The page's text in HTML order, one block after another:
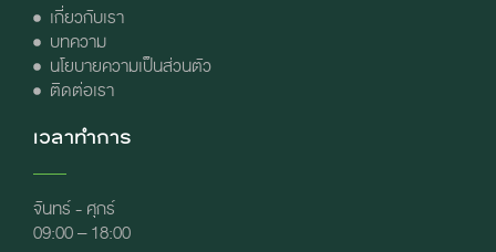
เกี่ยวกับเรา
บทความ
นโยบายความเป็นส่วนตัว
ติดต่อเรา
เวลาทำการ
จันทร์ - ศุกร์
09:00 – 18:00